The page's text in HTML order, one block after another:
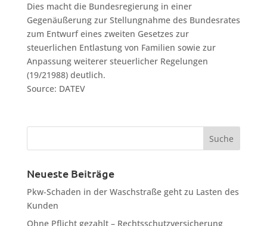
Dies macht die Bundesregierung in einer
Gegenäußerung zur Stellungnahme des Bundesrates
zum Entwurf eines zweiten Gesetzes zur
steuerlichen Entlastung von Familien sowie zur
Anpassung weiterer steuerlicher Regelungen
(19/21988) deutlich.
Source: DATEV
Neueste Beiträge
Pkw-Schaden in der Waschstraße geht zu Lasten des
Kunden
Ohne Pflicht gezahlt – Rechtsschutzversicherung